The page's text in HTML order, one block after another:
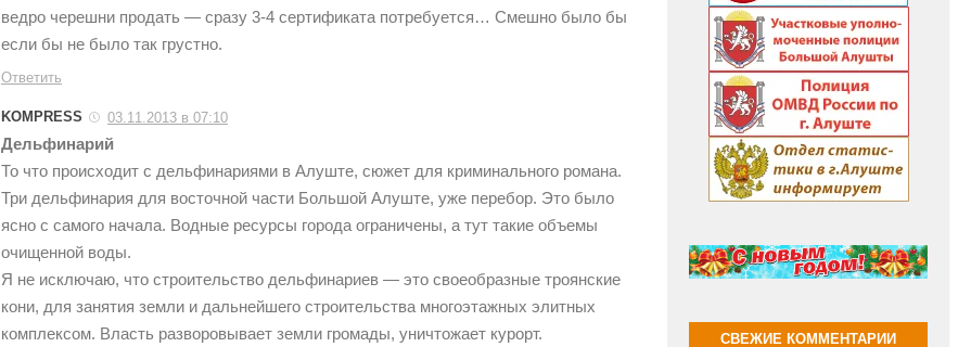
ведро черешни продать — сразу 3-4 сертификата потребуется… Смешно было бы
если бы не было так грустно.
Ответить
KOMPRESS 03.11.2013 в 07:10
Дельфинарий
То что происходит с дельфинариями в Алуште, сюжет для криминального романа.
Три дельфинария для восточной части Большой Алуште, уже перебор. Это было
ясно с самого начала. Водные ресурсы города ограничены, а тут такие объемы
очищенной воды.
Я не исключаю, что строительство дельфинариев — это своеобразные троянские
кони, для занятия земли и дальнейшего строительства многоэтажных элитных
комплексом. Власть разворовывает земли громады, уничтожает курорт.
СВЕЖИЕ КОММЕНТАРИИ